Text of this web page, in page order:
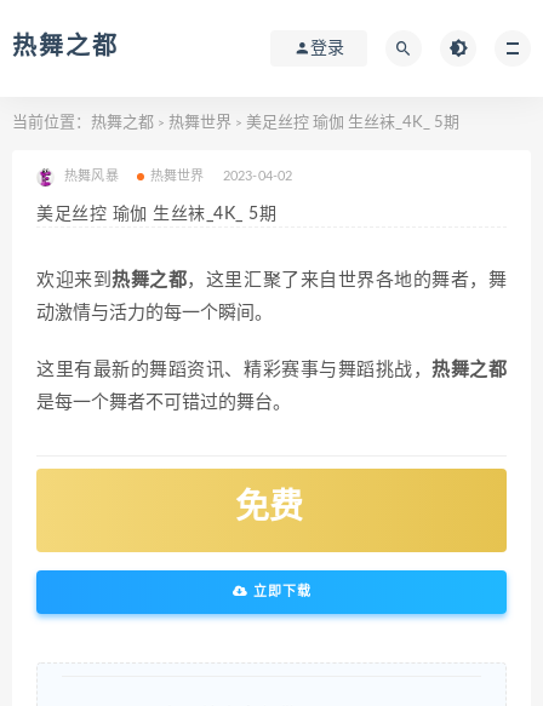
热舞之都 登录
当前位置： 热舞之都 > 热舞世界 > 美足丝控 瑜伽 生丝袜_4K_ 5期
热舞风暴 热舞世界 2023-04-02
美足丝控 瑜伽 生丝袜_4K_ 5期
欢迎来到热舞之都，这里汇聚了来自世界各地的舞者，舞
动激情与活力的每一个瞬间。
这里有最新的舞蹈资讯、精彩赛事与舞蹈挑战，热舞之都
是每一个舞者不可错过的舞台。
免费
立即下载